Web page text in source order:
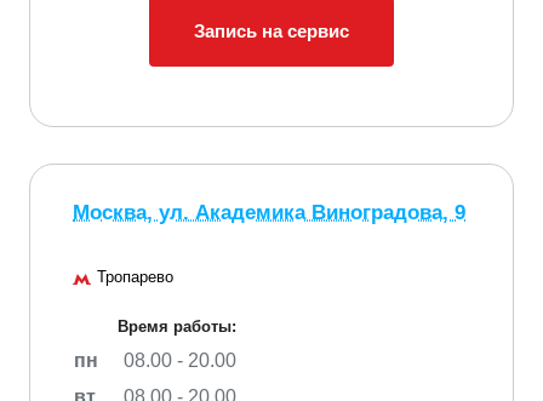
Запись на сервис
Москва, ул. Академика Виноградова, 9
Тропарево
Время работы:
пн
08.00 - 20.00